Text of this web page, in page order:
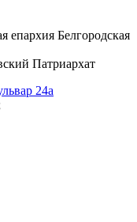
епархия Белгородская
Патриархат
24а